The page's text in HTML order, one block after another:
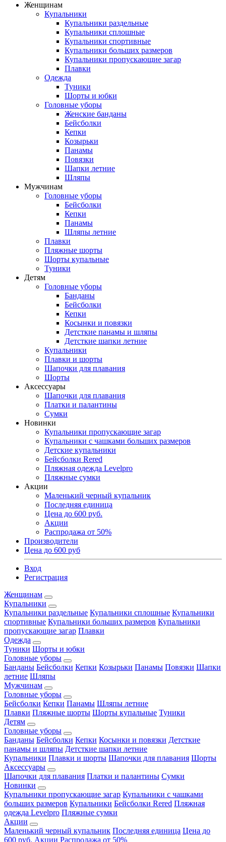
Женщинам
Купальники
Купальники раздельные
Купальники сплошные
Купальники спортивные
Купальники больших размеров
Купальники пропускающие загар
Плавки
Одежда
Туники
Шорты и юбки
Головные уборы
Женские банданы
Бейсболки
Кепки
Козырьки
Панамы
Повязки
Шапки летние
Шляпы
Мужчинам
Головные уборы
Бейсболки
Кепки
Панамы
Шляпы летние
Плавки
Пляжные шорты
Шорты купальные
Туники
Детям
Головные уборы
Банданы
Бейсболки
Кепки
Косынки и повязки
Детсткие панамы и шляпы
Детсткие шапки летние
Купальники
Плавки и шорты
Шапочки для плавания
Шорты
Аксессуары
Шапочки для плавания
Платки и палантины
Сумки
Новинки
Купальники пропускающие загар
Купальники с чашками больших размеров
Детские купальники
Бейсболки Rered
Пляжная одежда Levelpro
Пляжные сумки
Акции
Маленький черный купальник
Последняя единица
Цена до 600 руб.
Акции
Распродажа от 50%
Производители
Цена до 600 руб
Вход
Регистрация
Женщинам
Купальники
Купальники раздельные Купальники сплошные Купальники
спортивные Купальники больших размеров Купальники
пропускающие загар Плавки
Одежда
Туники Шорты и юбки
Головные уборы
Банданы Бейсболки Кепки Козырьки Панамы Повязки Шапки
летние Шляпы
Мужчинам
Головные уборы
Бейсболки Кепки Панамы Шляпы летние
Плавки Пляжные шорты Шорты купальные Туники
Детям
Головные уборы
Банданы Бейсболки Кепки Косынки и повязки Детсткие
панамы и шляпы Детсткие шапки летние
Купальники Плавки и шорты Шапочки для плавания Шорты
Аксессуары
Шапочки для плавания Платки и палантины Сумки
Новинки
Купальники пропускающие загар Купальники с чашками
больших размеров Купальники Бейсболки Rered Пляжная
одежда Levelpro Пляжные сумки
Акции
Маленький черный купальник Последняя единица Цена до
600 руб. Акции Распродажа от 50%